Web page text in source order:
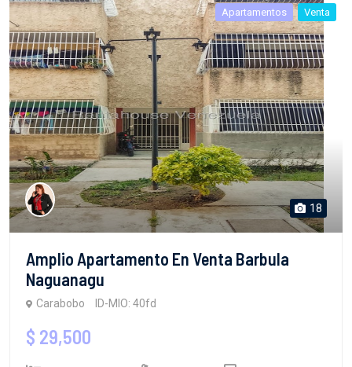
Apartamentos Venta
18
Amplio Apartamento En Venta Barbula
Naguanagu
Carabobo ID-MIO: 40fd
$ 29,500